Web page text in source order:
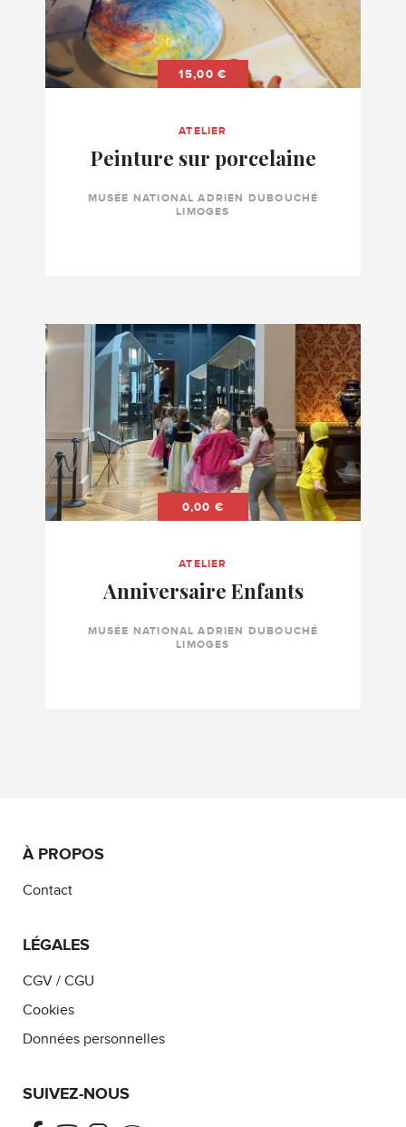
15,00 €
ATELIER
Peinture sur porcelaine
MUSÉE NATIONAL ADRIEN DUBOUCHÉ
LIMOGES
0,00 €
ATELIER
Anniversaire Enfants
MUSÉE NATIONAL ADRIEN DUBOUCHÉ
LIMOGES
À PROPOS
Contact
LÉGALES
CGV / CGU
Cookies
Données personnelles
SUIVEZ-NOUS